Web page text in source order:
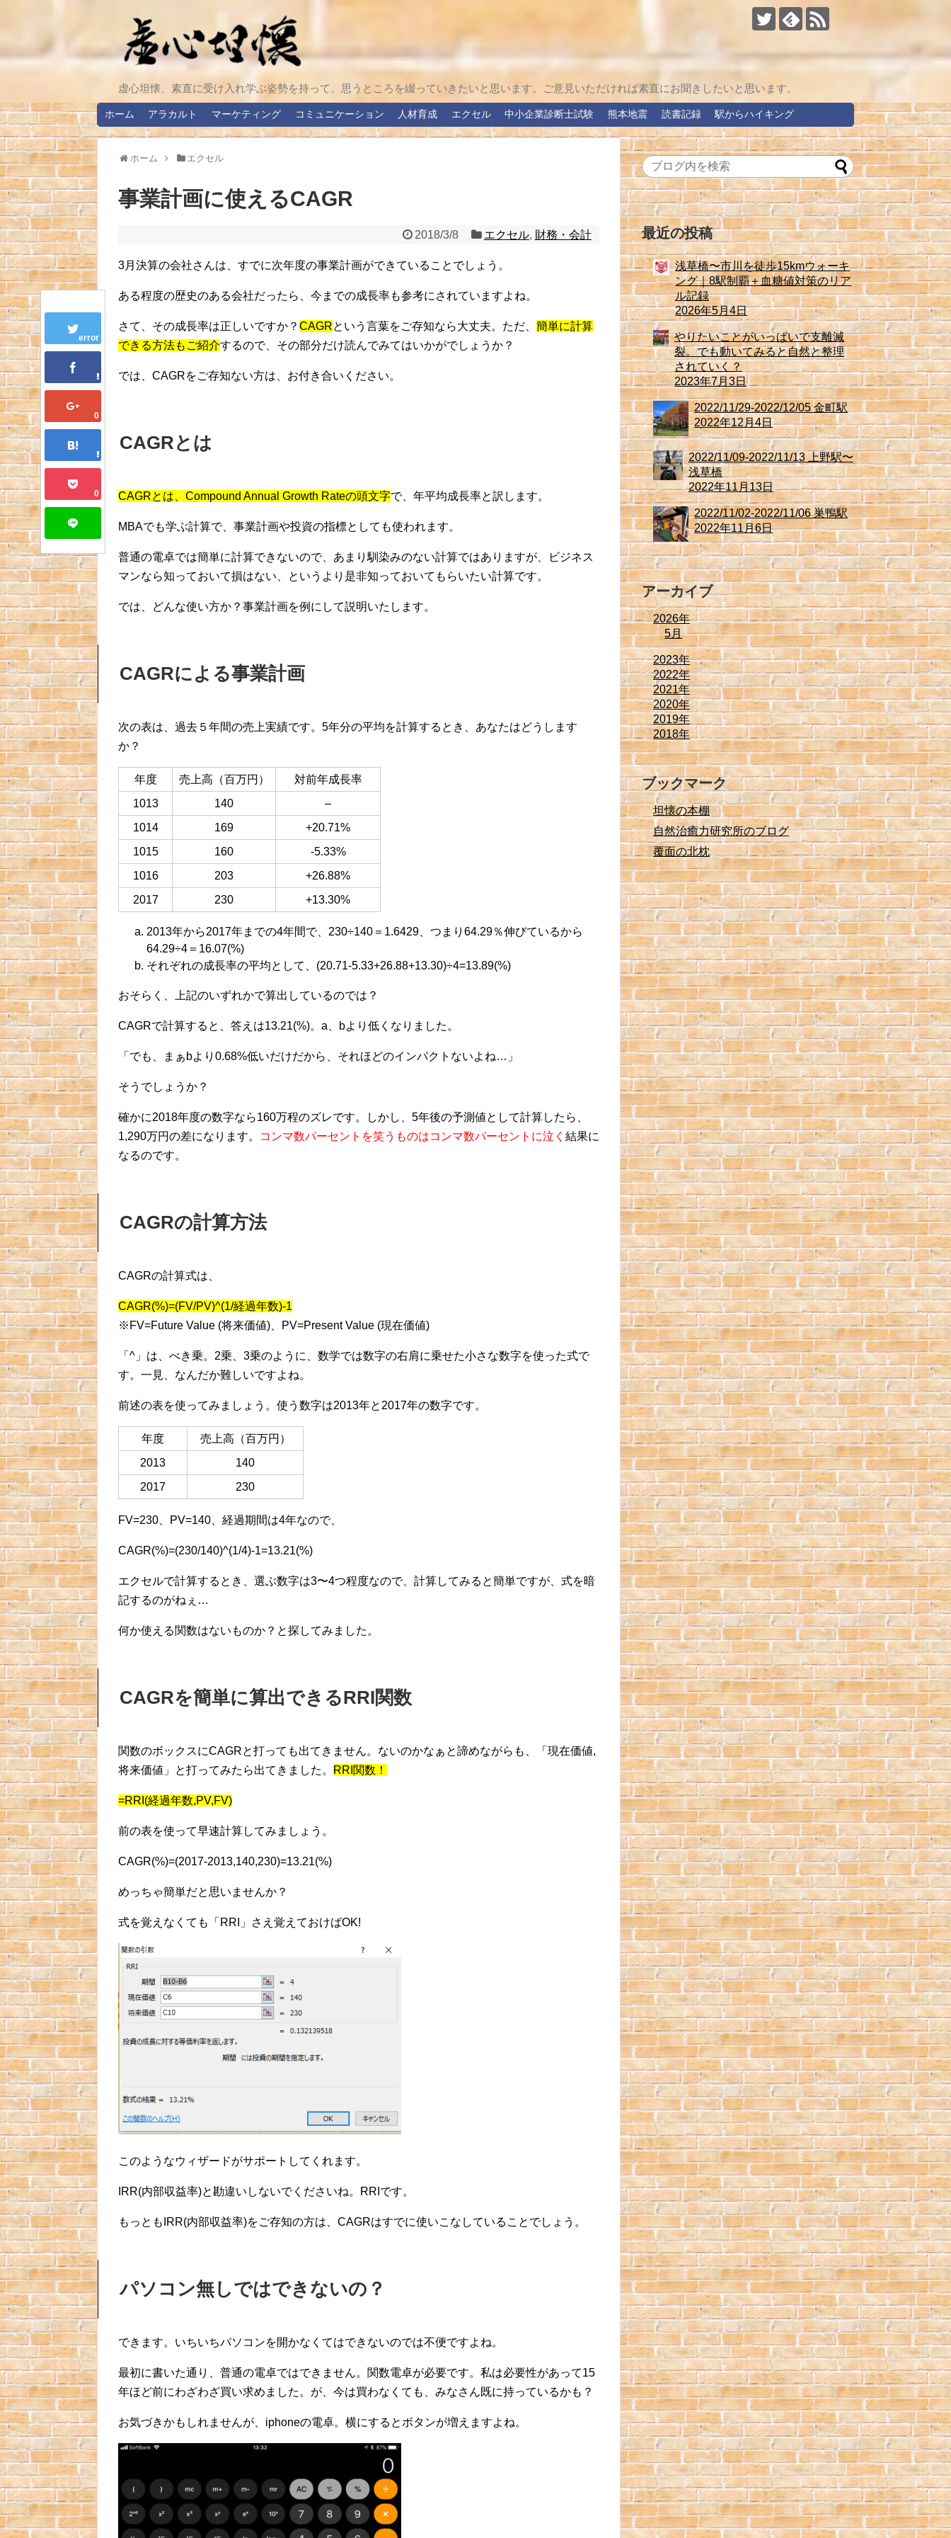
虚心坦懐、素直に受け入れ学ぶ姿勢を持って、思うところを綴っていきたいと思います。ご意見いただければ素直にお聞きしたいと思います。
ホーム アラカルト マーケティング コミュニケーション 人材育成 エクセル 中小企業診断士試験 熊本地震 読書記録 駅からハイキング
ホーム エクセル
error
0
0
事業計画に使えるCAGR
2018/3/8 エクセル, 財務・会計
3月決算の会社さんは、すでに次年度の事業計画ができていることでしょう。
ある程度の歴史のある会社だったら、今までの成長率も参考にされていますよね。
さて、その成長率は正しいですか？ CAGRという言葉をご存知なら大丈夫。ただ、 簡単に計算
できる方法もご紹介するので、その部分だけ読んでみてはいかがでしょうか？
では、CAGRをご存知ない方は、お付き合いください。
CAGRとは
CAGRとは、Compound Annual Growth Rateの頭文字で、年平均成長率と訳します。
MBAでも学ぶ計算で、事業計画や投資の指標としても使われます。
普通の電卓では簡単に計算できないので、あまり馴染みのない計算ではありますが、ビジネス
マンなら知っておいて損はない、というより是非知っておいてもらいたい計算です。
では、どんな使い方か？事業計画を例にして説明いたします。
CAGRによる事業計画
次の表は、過去５年間の売上実績です。5年分の平均を計算するとき、あなたはどうします
か？
年度 売上高（百万円）
対前年成長率
1013
140
–
1014
169
+20.71%
1015
160
-5.33%
1016
203
+26.88%
2017
230 +13.30%
2013年から2017年までの4年間で、230÷140＝1.6429、つまり64.29％伸びているから
64.29÷4＝16.07(%)
それぞれの成長率の平均として、(20.71-5.33+26.88+13.30)÷4=13.89(%)
おそらく、上記のいずれかで算出しているのでは？
CAGRで計算すると、答えは13.21(%)。a、bより低くなりました。
「でも、まぁbより0.68%低いだけだから、それほどのインパクトないよね…」
そうでしょうか？
確かに2018年度の数字なら160万程のズレです。しかし、5年後の予測値として計算したら、
1,290万円の差になります。
コンマ数パーセントを笑うものはコンマ数パーセントに泣く 結果に
なるのです。
CAGRの計算方法
CAGRの計算式は、
CAGR(%)=(FV/PV)^(1/経過年数)-1
※FV=Future Value (将来価値)、PV=Present Value (現在価値)
「^」は、べき乗。2乗、3乗のように、数学では数字の右肩に乗せた小さな数字を使った式で
す。一見、なんだか難しいですよね。
前述の表を使ってみましょう。使う数字は2013年と2017年の数字です。
年度
売上高（百万円）
2013
140
2017
230
FV=230、PV=140、経過期間は4年なので、
CAGR(%)=(230/140)^(1/4)-1=13.21(%)
エクセルで計算するとき、選ぶ数字は3〜4つ程度なので、計算してみると簡単ですが、式を暗
記するのがねぇ…
何か使える関数はないものか？と探してみました。
CAGRを簡単に算出できるRRI関数
関数のボックスにCAGRと打っても出てきません。ないのかなぁと諦めながらも、「現在価値,
将来価値」と打ってみたら出てきました。
RRI関数！
=RRI(経過年数,PV,FV)
前の表を使って早速計算してみましょう。
CAGR(%)=(2017-2013,140,230)=13.21(%)
めっちゃ簡単だと思いませんか？
式を覚えなくても「RRI」さえ覚えておけばOK!
このようなウィザードがサポートしてくれます。
IRR(内部収益率)と勘違いしないでくださいね。RRIです。
もっともIRR(内部収益率)をご存知の方は、CAGRはすでに使いこなしていることでしょう。
パソコン無しではできないの？
できます。いちいちパソコンを開かなくてはできないのでは不便ですよね。
最初に書いた通り、普通の電卓ではできません。関数電卓が必要です。私は必要性があって15
年ほど前にわざわざ買い求めました。が、今は買わなくても、みなさん既に持っているかも？
お気づきかもしれませんが、iphoneの電卓。横にするとボタンが増えますよね。
最近の投稿
浅草橋〜市川を徒歩15kmウォーキ
ング｜8駅制覇＋血糖値対策のリア
ル記録
2026年5月4日
やりたいことがいっぱいで支離滅
裂。でも動いてみると自然と整理
されていく？
2023年7月3日
2022/11/29-2022/12/05 金町駅
2022年12月4日
2022/11/09-2022/11/13 上野駅〜
浅草橋
2022年11月13日
2022/11/02-2022/11/06 巣鴨駅
2022年11月6日
アーカイブ
2026年
5月
2023年
2022年
2021年
2020年
2019年
2018年
ブックマーク
坦懐の本棚
自然治癒力研究所のブログ
覆面の北枕